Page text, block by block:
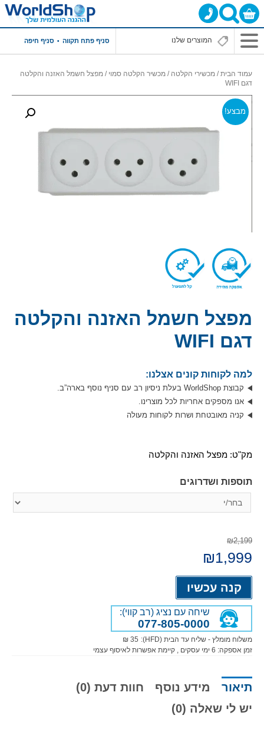
סניף פתח תקווה סניף חיפה
עמוד הבית/ מכשירי הקלטה / מכשיר הקלטה סמוי / מפצל חשמל האזנה והקלטה
דגם WIFI
מבצע!
מפצל חשמל האזנה והקלטה
דגם WIFI
למה לקוחות קונים אצלנו:
קבוצת WorldShop בעלת ניסיון רב עם סניף נוסף בארה”ב.
אנו מספקים אחריות לכל מוצרינו.
קניה מאובטחת ושרות לקוחות מעולה
מק"ט: מפצל האזנה והקלטה
תוספות ושדרוגים
₪2,199
המחיר
המקורי
היה:
₪2,199.
₪1,999
קנה עכשיו
שיחה עם נציג (רב קווי):
077-805-0000
משלוח מומלץ - שליח עד הבית (HFD):
35 ₪
זמן אספקה: 6 ימי עסקים , קיימת אפשרות לאיסוף עצמי
תיאור מידע נוסף
חוות דעת (0)
יש לי שאלה (0)